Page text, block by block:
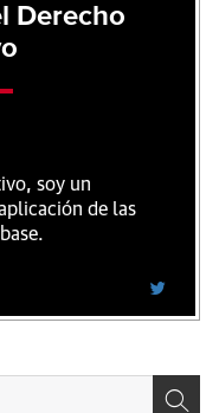
Derecho
soy un
de las